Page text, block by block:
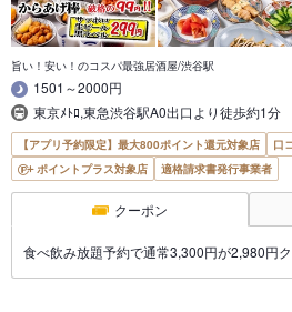
旨い！安い！のコスパ最強居酒屋/渋谷駅
1501～2000円
東京ﾒﾄﾛ,東急渋谷駅A0出口より徒歩約1分
【アプリ予約限定】最大800ポイント還元対象店
口
ポイントプラス対象店
適格請求書発行事業者
クーポン
食べ飲み放題予約で通常3,300円が2,980円ク